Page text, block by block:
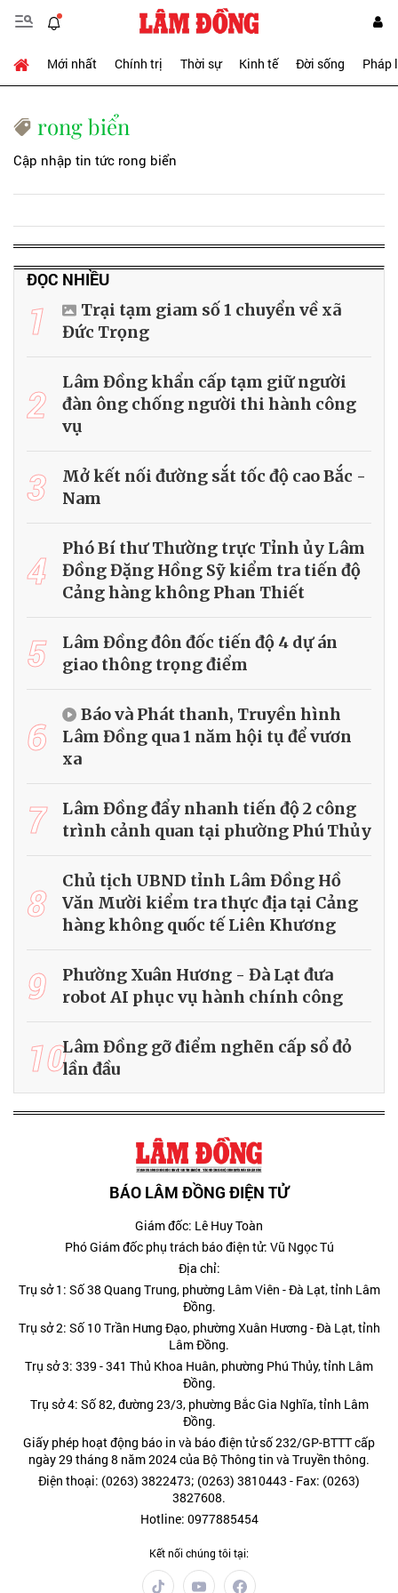
Mới nhất Chính trị Thời sự Kinh tế Đời sống Pháp
rong biển
Cập nhập tin tức rong biển
ĐỌC NHIỀU
1
Trại tạm giam số 1 chuyển về xã
Đức Trọng
2
Lâm Đồng khẩn cấp tạm giữ người
đàn ông chống người thi hành công
vụ
3
Mở kết nối đường sắt tốc độ cao Bắc -
Nam
4
Phó Bí thư Thường trực Tỉnh ủy Lâm
Đồng Đặng Hồng Sỹ kiểm tra tiến độ
Cảng hàng không Phan Thiết
5
Lâm Đồng đôn đốc tiến độ 4 dự án
giao thông trọng điểm
6
Báo và Phát thanh, Truyền hình
Lâm Đồng qua 1 năm hội tụ để vươn
xa
7
Lâm Đồng đẩy nhanh tiến độ 2 công
trình cảnh quan tại phường Phú Thủy
8
Chủ tịch UBND tỉnh Lâm Đồng Hồ
Văn Mười kiểm tra thực địa tại Cảng
hàng không quốc tế Liên Khương
9
Phường Xuân Hương - Đà Lạt đưa
robot AI phục vụ hành chính công
10Lâm Đồng gỡ điểm nghẽn cấp sổ đỏ
lần đầu
BÁO LÂM ĐỒNG ĐIỆN TỬ
Giám đốc: Lê Huy Toàn
Phó Giám đốc phụ trách báo điện tử: Vũ Ngọc Tú
Địa chỉ:
Trụ sở 1: Số 38 Quang Trung, phường Lâm Viên - Đà Lạt, tỉnh Lâm
Đồng.
Trụ sở 2: Số 10 Trần Hưng Đạo, phường Xuân Hương - Đà Lạt, tỉnh
Lâm Đồng.
Trụ sở 3: 339 - 341 Thủ Khoa Huân, phường Phú Thủy, tỉnh Lâm
Đồng.
Trụ sở 4: Số 82, đường 23/3, phường Bắc Gia Nghĩa, tỉnh Lâm
Đồng.
Giấy phép hoạt động báo in và báo điện tử số 232/GP-BTTT cấp
ngày 29 tháng 8 năm 2024 của Bộ Thông tin và Truyền thông.
Điện thoại: (0263) 3822473; (0263) 3810443 - Fax: (0263)
3827608.
Hotline: 0977885454
Kết nối chúng tôi tại: